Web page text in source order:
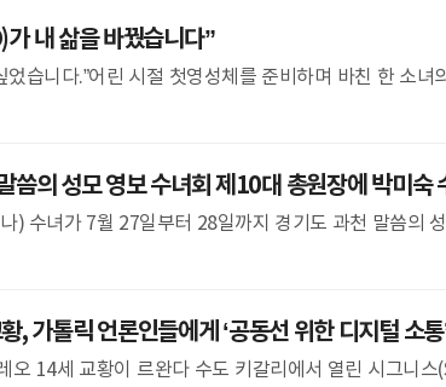
내 삶을 바꿨습니다”
습니다.”어린 시절 첫영성체를 준비하며 바친 한 소
의 성모 영보 수녀회 제10대 총원장에 박미숙
) 수녀가 7월 27일부터 28일까지 경기도 과천 말씀의
회에서 수녀회 제10대 총원장에 선출했다. 임기는 7월
가톨릭 언론인들에게 ‘공동선 위한 디지털 소통
오 14세 교황이 르완다 수도 키갈리에서 열린 시그니